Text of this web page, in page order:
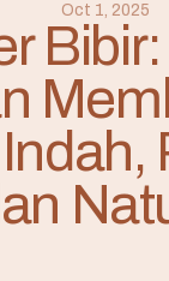
Oct 1, 2025